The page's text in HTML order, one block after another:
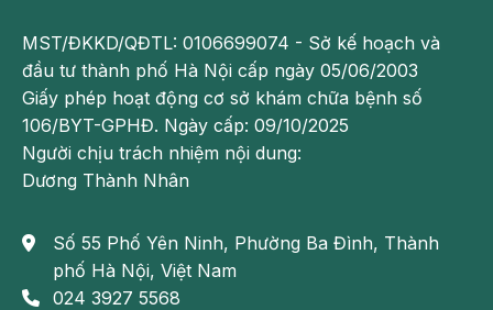
MST/ĐKKD/QĐTL: 0106699074 - Sở kế hoạch và
đầu tư thành phố Hà Nội cấp ngày 05/06/2003
Giấy phép hoạt động cơ sở khám chữa bệnh số
106/BYT-GPHĐ. Ngày cấp: 09/10/2025
Người chịu trách nhiệm nội dung:
Dương Thành Nhân
Số 55 Phố Yên Ninh, Phường Ba Đình, Thành
phố Hà Nội, Việt Nam
024 3927 5568